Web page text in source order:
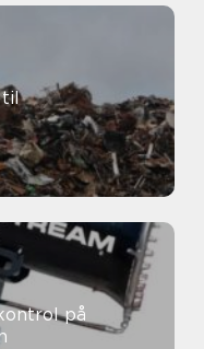
til
på